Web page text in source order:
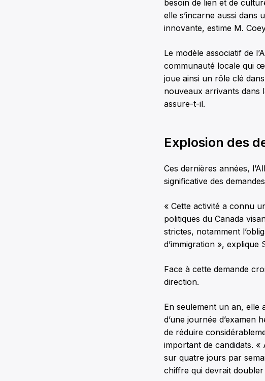
besoin de lien et de
elle s’incarne aussi dans
innovante, estime M.
Le modèle associatif de
communauté locale qui
joue ainsi un rôle clé
nouveaux arrivants dans
assure-t-il.
Explosion des
Ces dernières années,
significative des
« Cette activité a connu
politiques du Canada
strictes, notamment
d’immigration », explique
Face à cette demande
direction.
En seulement un an, elle
d’une journée d’examen
de réduire
important de candidats. «
sur quatre jours par
chiffre qui devrait